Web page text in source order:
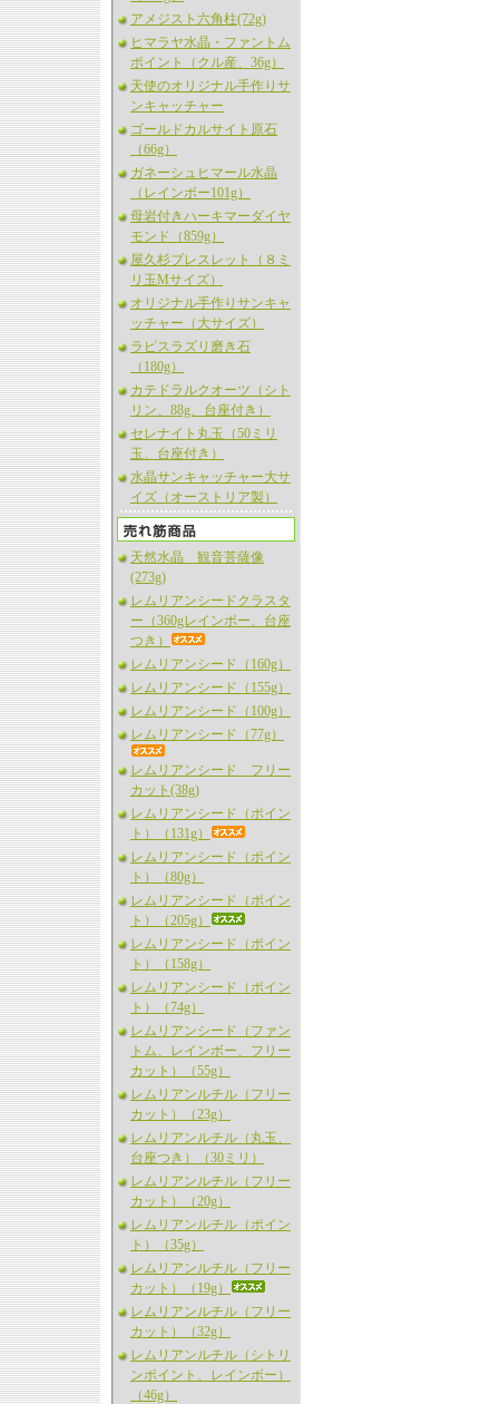
アメジスト六角柱(72g)
ヒマラヤ水晶・ファントム
ポイント（クル産、36g）
天使のオリジナル手作りサ
ンキャッチャー
ゴールドカルサイト原石
（66g）
ガネーシュヒマール水晶
（レインボー101g）
母岩付きハーキマーダイヤ
モンド（859g）
屋久杉ブレスレット（８ミ
リ玉Mサイズ）
オリジナル手作りサンキャ
ッチャー（大サイズ）
ラピスラズリ磨き石
（180g）
カテドラルクオーツ（シト
リン、88g、台座付き）
セレナイト丸玉（50ミリ
玉、台座付き）
水晶サンキャッチャー大サ
イズ（オーストリア製）
天然水晶 観音菩薩像
(273g)
レムリアンシードクラスタ
ー（360gレインボー、台座
つき）
レムリアンシード（160g）
レムリアンシード（155g）
レムリアンシード（100g）
レムリアンシード（77g）
レムリアンシード フリー
カット(38g)
レムリアンシード（ポイン
ト）（131g）
レムリアンシード（ポイン
ト）（80g）
レムリアンシード（ポイン
ト）（205g）
レムリアンシード（ポイン
ト）（158g）
レムリアンシード（ポイン
ト）（74g）
レムリアンシード（ファン
トム、レインボー、フリー
カット）（55g）
レムリアンルチル（フリー
カット）（23g）
レムリアンルチル（丸玉、
台座つき）（30ミリ）
レムリアンルチル（フリー
カット）（20g）
レムリアンルチル（ポイン
ト）（35g）
レムリアンルチル（フリー
カット）（19g）
レムリアンルチル（フリー
カット）（32g）
レムリアンルチル（シトリ
ンポイント、レインボー）
（46g）